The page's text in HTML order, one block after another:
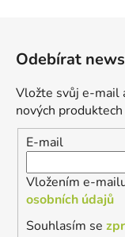
Odebírat
Vložte svůj e-mail
nových
E-mail
Vložením e-
osobních údajů
Souhlasím se